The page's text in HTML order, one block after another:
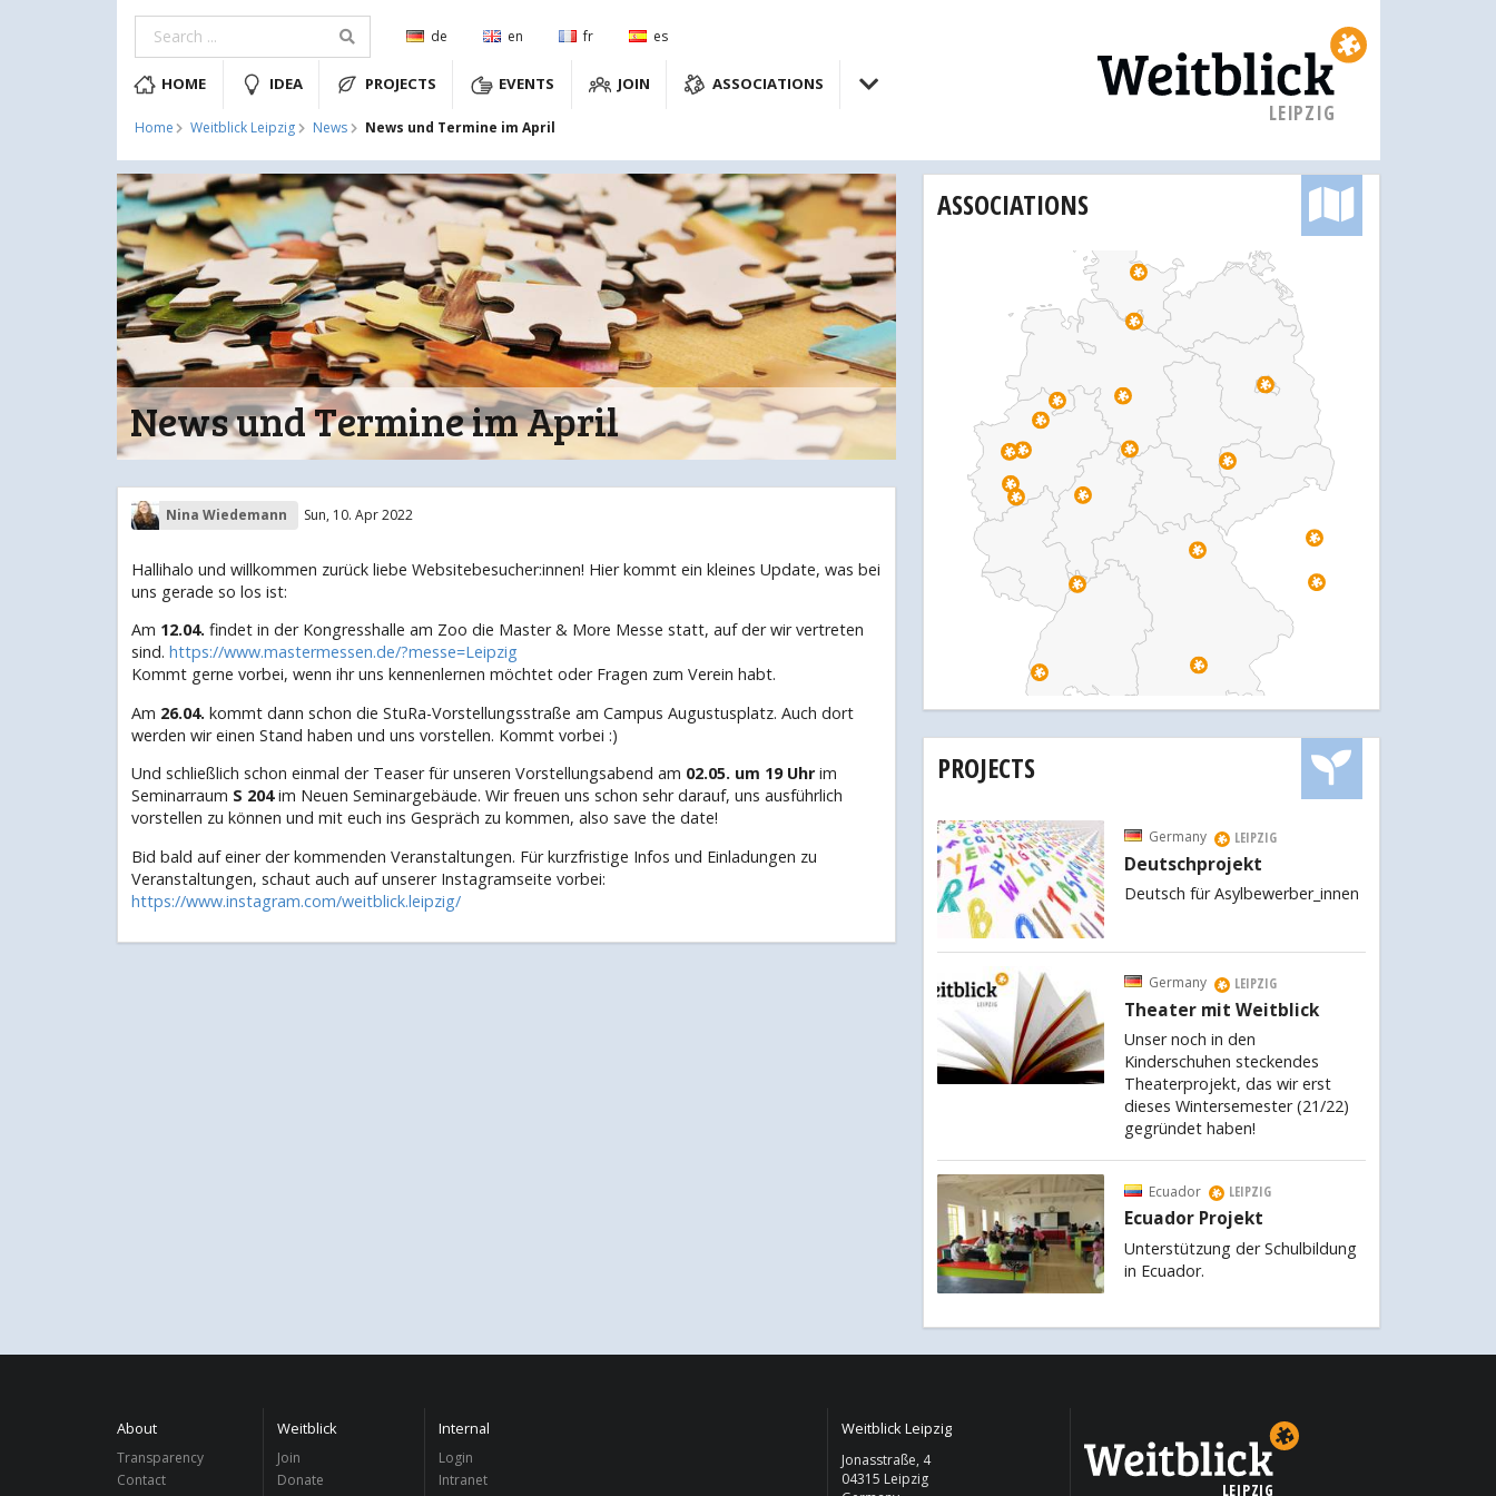
de en fr es
HOME IDEA PROJECTS EVENTS JOIN ASSOCIATIONS
Home Weitblick Leipzig News News und Termine im April
LEIPZIG
News und Termine im April
Nina Wiedemann Sun, 10. Apr 2022
Hallihalo und willkommen zurück liebe Websitebesucher:innen! Hier kommt ein kleines Update, was bei
uns gerade so los ist:
Am 12.04. findet in der Kongresshalle am Zoo die Master & More Messe statt, auf der wir vertreten
sind. https://www.mastermessen.de/?messe=Leipzig
Kommt gerne vorbei, wenn ihr uns kennenlernen möchtet oder Fragen zum Verein habt.
Am 26.04. kommt dann schon die StuRa-Vorstellungsstraße am Campus Augustusplatz. Auch dort
werden wir einen Stand haben und uns vorstellen. Kommt vorbei :)
Und schließlich schon einmal der Teaser für unseren Vorstellungsabend am 02.05. um 19 Uhrim
Seminarraum S 204im Neuen Seminargebäude. Wir freuen uns schon sehr darauf, uns ausführlich
vorstellen zu können und mit euch ins Gespräch zu kommen, also save the date!
Bid bald auf einer der kommenden Veranstaltungen. Für kurzfristige Infos und Einladungen zu
Veranstaltungen, schaut auch auf unserer Instagramseite vorbei:
https://www.instagram.com/weitblick.leipzig/
ASSOCIATIONS
PROJECTS
Germany LEIPZIG
Deutschprojekt
Deutsch für Asylbewerber_innen
Germany LEIPZIG
Theater mit Weitblick
Unser noch in den
Kinderschuhen steckendes
Theaterprojekt, das wir erst
dieses Wintersemester (21/22)
gegründet haben!
Ecuador LEIPZIG
Ecuador Projekt
Unterstützung der Schulbildung
in Ecuador.
About
Transparency
Contact
Weitblick
Join
Donate
Internal
Login
Intranet
Weitblick Leipzig
Jonasstraße, 4
04315 Leipzig
LEIPZIG